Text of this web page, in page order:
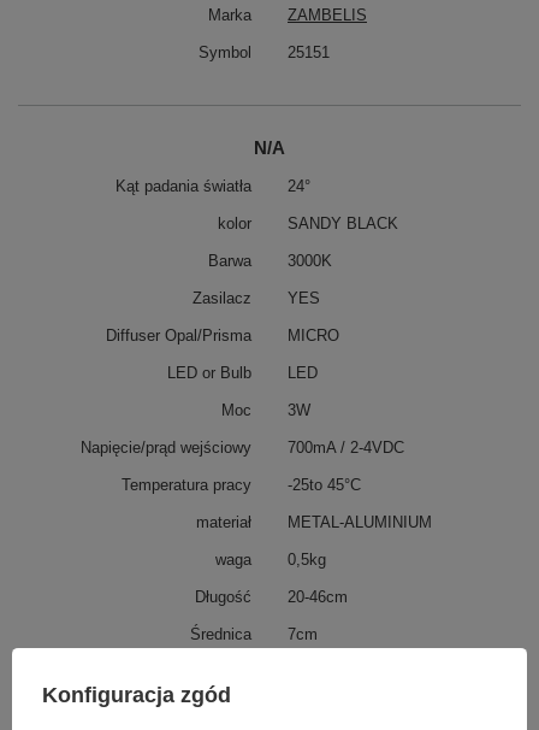
Marka ZAMBELIS
Symbol 25151
N/A
Kąt padania światła 24°
kolor SANDY BLACK
Barwa 3000K
Zasilacz YES
Diffuser Opal/Prisma MICRO
LED or Bulb LED
Moc 3W
Napięcie/prąd wejściowy 700mA / 2-4VDC
Temperatura pracy -25to 45°C
materiał METAL-ALUMINIUM
waga 0,5kg
Długość 20-46cm
Średnica 7cm
Konfiguracja zgód